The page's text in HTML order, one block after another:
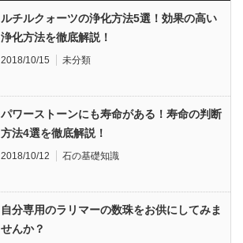
ルチルクォーツの浄化方法5選！効果の高い
浄化方法を徹底解説！
2018/10/15 未分類
パワーストーンにも寿命がある！寿命の判断
方法4選を徹底解説！
2018/10/12 石の基礎知識
自分専用のラリマーの数珠をお供にしてみま
せんか？